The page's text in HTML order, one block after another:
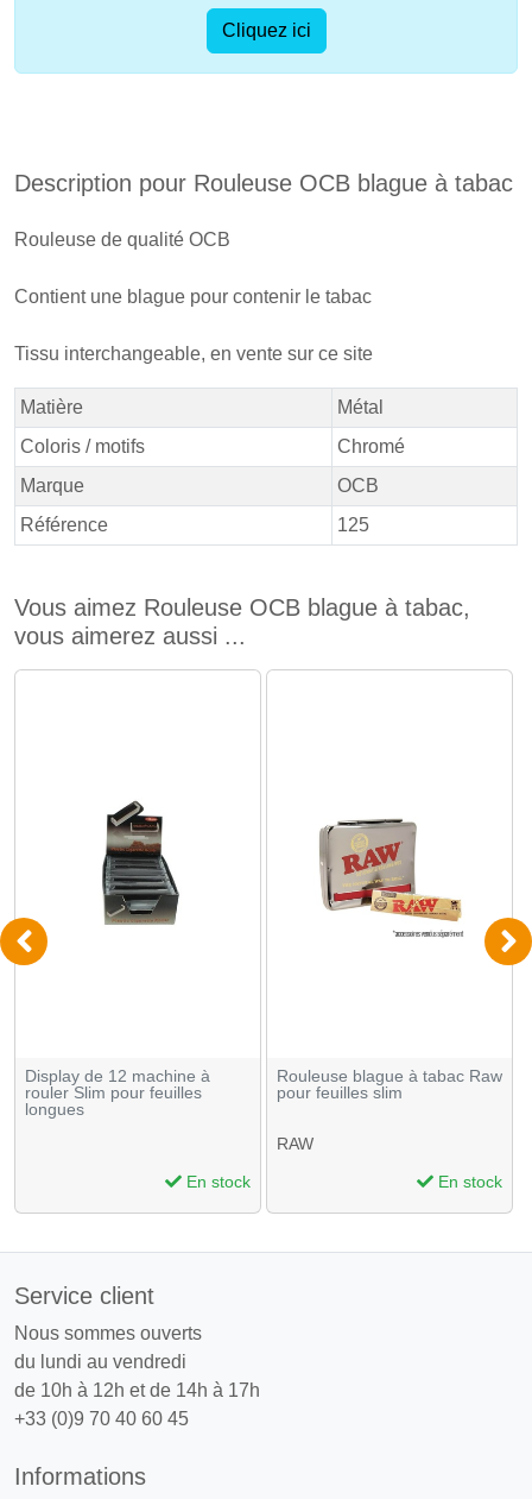
Cliquez ici
Description pour Rouleuse OCB blague à tabac
Rouleuse de qualité OCB
Contient une blague pour contenir le tabac
Tissu interchangeable, en vente sur ce site
Matière
Métal
Coloris / motifs
Chromé
Marque
OCB
Référence
125
Vous aimez Rouleuse OCB blague à tabac,
vous aimerez aussi ...
Display de 12 machine à
rouler Slim pour feuilles
longues
En stock
Rouleuse blague à tabac Raw
pour feuilles slim
RAW
En stock
Service client
Nous sommes ouverts
du lundi au vendredi
de 10h à 12h et de 14h à 17h
+33 (0)9 70 40 60 45
Informations